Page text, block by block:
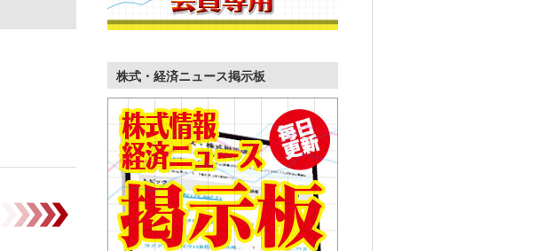
株式・経済ニュース掲示板